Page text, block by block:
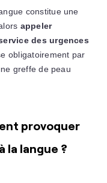
constitue une
appeler
des urgences
obligatoirement par
greffe de peau
provoquer
la langue ?